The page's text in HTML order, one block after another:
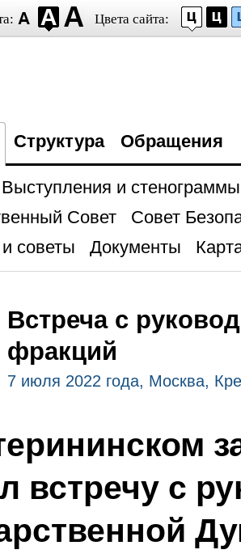
Цвета сайта:
Структура Обращения
Выступления и стенограммы
Совет
Совет
советы
Документы
Встреча с
фракций
7 июля 2022 года, Москва,
встречу с